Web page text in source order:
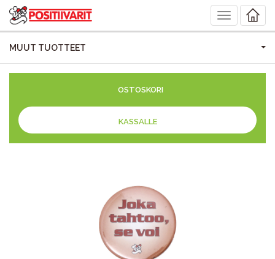
Toggle
navigation
MUUT TUOTTEET
OSTOSKORI
KASSALLE